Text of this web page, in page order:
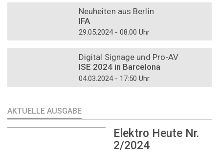
Neuheiten aus Berlin
IFA
29.05.2024 - 08:00 Uhr
Digital Signage und Pro-AV
ISE 2024 in Barcelona
04.03.2024 - 17:50 Uhr
AKTUELLE AUSGABE
Elektro Heute Nr.
2/2024